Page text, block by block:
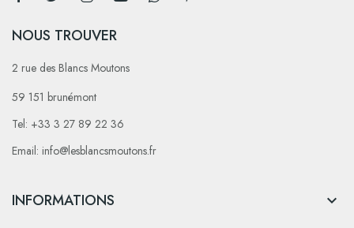
NOUS TROUVER
2 rue des Blancs Moutons
59 151 brunémont
Tel: +33 3 27 89 22 36
Email: info@lesblancsmoutons.fr
INFORMATIONS 